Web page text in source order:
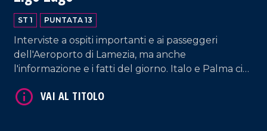
ST 1 PUNTATA 13
Interviste a ospiti importanti e ai passeggeri
dell'Aeroporto di Lamezia, ma anche
l'informazione e i fatti del giorno. Italo e Palma ci
VAI AL TITOLO